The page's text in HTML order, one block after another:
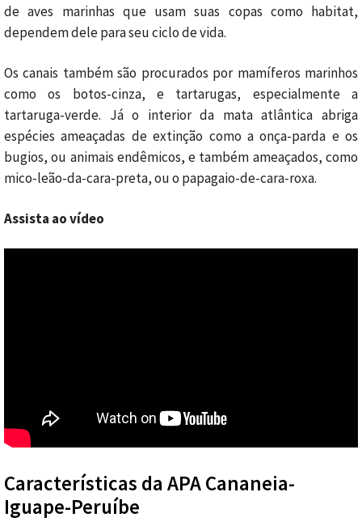
de aves marinhas que usam suas copas como habitat,
dependem dele para seu ciclo de vida.
Os canais também são procurados por mamíferos marinhos
como os botos-cinza, e tartarugas, especialmente a
tartaruga-verde. Já o interior da mata atlântica abriga
espécies ameaçadas de extinção como a onça-parda e os
bugios, ou animais endêmicos, e também ameaçados, como
mico-leão-da-cara-preta, ou o papagaio-de-cara-roxa.
Assista ao vídeo
Características da APA Cananeia-
Iguape-Peruíbe